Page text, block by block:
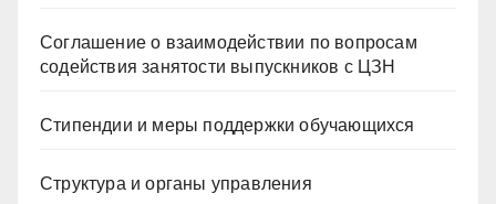
Соглашение о взаимодействии по вопросам
содействия занятости выпускников с ЦЗН
Стипендии и меры поддержки обучающихся
Структура и органы управления